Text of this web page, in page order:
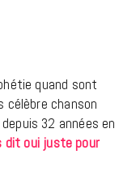
quand sont
célèbre chanson
32 années en
dit oui juste pour